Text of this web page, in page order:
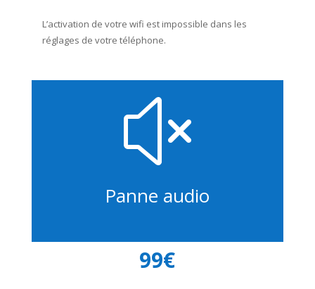
L’activation de votre wifi est impossible dans les
réglages de votre téléphone.
x
Panne audio
99€